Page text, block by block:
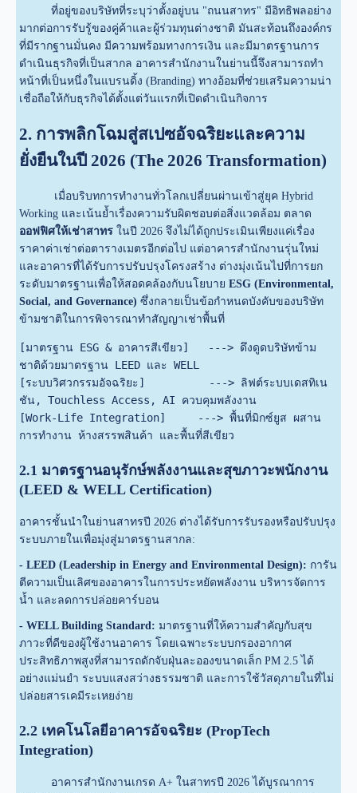
ที่อยู่ของบริษัทที่ระบุว่าตั้งอยู่บน "ถนนสาทร" มีอิทธิพลอย่าง
มากต่อการรับรู้ของคู่ค้าและผู้ร่วมทุนต่างชาติ มันสะท้อนถึงองค์กร
ที่มีรากฐานมั่นคง มีความพร้อมทางการเงิน และมีมาตรฐานการ
ดำเนินธุรกิจที่เป็นสากล อาคารสำนักงานในย่านนี้จึงสามารถทำ
หน้าที่เป็นหนึ่งในแบรนดิ้ง (Branding) ทางอ้อมที่ช่วยเสริมความน่า
เชื่อถือให้กับธุรกิจได้ตั้งแต่วันแรกที่เปิดดำเนินกิจการ
2. การพลิกโฉมสู่สเปซอัจฉริยะและความ
ยั่งยืนในปี 2026 (The 2026 Transformation)
เมื่อบริบทการทำงานทั่วโลกเปลี่ยนผ่านเข้าสู่ยุค Hybrid
Working และเน้นย้ำเรื่องความรับผิดชอบต่อสิ่งแวดล้อม ตลาด
ออฟฟิศให้เช่าสาทร ในปี 2026 จึงไม่ได้ถูกประเมินเพียงแค่เรื่อง
ราคาค่าเช่าต่อตารางเมตรอีกต่อไป แต่อาคารสำนักงานรุ่นใหม่
และอาคารที่ได้รับการปรับปรุงโครงสร้าง ต่างมุ่งเน้นไปที่การยก
ระดับมาตรฐานเพื่อให้สอดคล้องกับนโยบายESG (Environmental,
Social, and Governance) ซึ่งกลายเป็นข้อกำหนดบังคับของบริษัท
ข้ามชาติในการพิจารณาทำสัญญาเช่าพื้นที่
[มาตรฐาน ESG & อาคารสีเขียว]   ---> ดึงดูดบริษัทข้าม
ชาติด้วยมาตรฐาน LEED และ WELL
[ระบบวิศวกรรมอัจฉริยะ]          ---> ลิฟต์ระบบเดสทิเน
ชัน, Touchless Access, AI ควบคุมพลังงาน
[Work-Life Integration]     ---> พื้นที่มิกซ์ยูส ผสาน
2.1 มาตรฐานอนุรักษ์พลังงานและสุขภาวะพนักงาน
(LEED & WELL Certification)
อาคารชั้นนำในย่านสาทรปี 2026 ต่างได้รับการรับรองหรือปรับปรุง
ระบบภายในเพื่อมุ่งสู่มาตรฐานสากล:
- LEED (Leadership in Energy and Environmental Design): การัน
ตีความเป็นเลิศของอาคารในการประหยัดพลังงาน บริหารจัดการ
น้ำ และลดการปล่อยคาร์บอน
- WELL Building Standard: มาตรฐานที่ให้ความสำคัญกับสุข
ภาวะที่ดีของผู้ใช้งานอาคาร โดยเฉพาะระบบกรองอากาศ
ประสิทธิภาพสูงที่สามารถดักจับฝุ่นละอองขนาดเล็ก PM 2.5 ได้
อย่างแม่นยำ ระบบแสงสว่างธรรมชาติ และการใช้วัสดุภายในที่ไม่
ปล่อยสารเคมีระเหยง่าย
2.2 เทคโนโลยีอาคารอัจฉริยะ (PropTech
Integration)
อาคารสำนักงานเกรด A+ ในสาทรปี 2026 ได้บูรณาการ